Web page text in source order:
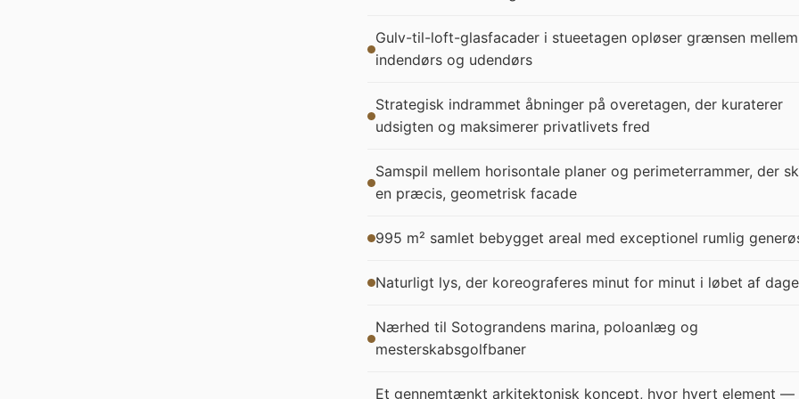
Gulv-til-loft-glasfacader i stueetagen opløser grænsen mellem
indendørs og udendørs
Strategisk indrammet åbninger på overetagen, der kuraterer
udsigten og maksimerer privatlivets fred
Samspil mellem horisontale planer og perimeterrammer, der
en præcis, geometrisk facade
995 m² samlet bebygget areal med exceptionel rumlig
Naturligt lys, der koreograferes minut for minut i løbet af
Nærhed til Sotograndens marina, poloanlæg og
mesterskabsgolfbaner
Et gennemtænkt arkitektonisk koncept, hvor hvert element —